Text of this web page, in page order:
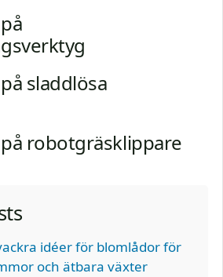
sladdlösa
robotgräsklippare
idéer för blomlådor för
och ätbara växter